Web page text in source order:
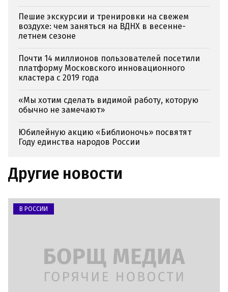
Пешие экскурсии и тренировки на свежем
воздухе: чем заняться на ВДНХ в весенне-
летнем сезоне
Почти 14 миллионов пользователей посетили
платформу Московского инновационного
кластера с 2019 года
«Мы хотим сделать видимой работу, которую
обычно не замечают»
Юбилейную акцию «Библионочь» посвятят
Году единства народов России
Другие новости
В РОССИИ